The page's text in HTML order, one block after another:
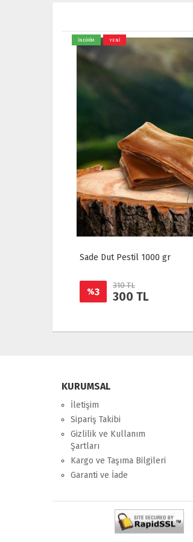
İNDİRİM YENİ
Vişne Kurusu 1000 gr
400 TL
KURUMSAL
İletişim
Sipariş Takibi
Gizlilik ve Kullanım
Şartları
Kargo ve Taşıma Bilgileri
Garanti ve İade